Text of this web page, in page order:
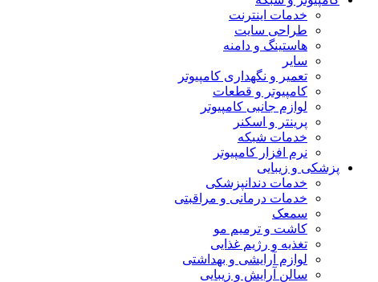
خدمات اینترنت
طراحی سایت
هاستینگ و دامنه
سایر
تعمیر و نگهداری کامپیوتر
کامپیوتر و قطعات
لوازم جانبی کامپیوتر
پرینتر و اسکنر
خدمات شبکه
نرم افزار کامپیوتر
پزشکی و زیبایی
خدمات دندانپزشکی
خدمات درمانی و مراقبتی
سمعک
کاشت و ترمیم مو
تغذیه و رژیم غذایی
لوازم آرایشی و بهداشتی
سالن آرایش و زیبایی